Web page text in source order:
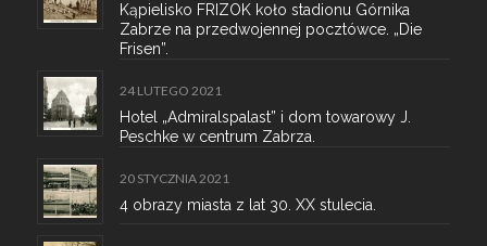
Kąpielisko FRIZOK koło stadionu Górnika
Zabrze na przedwojennej pocztówce. „Die
Frisen”.
24 LUTEGO 2021
Hotel „Admiralspalast” i dom towarowy J.
Peschke w centrum Zabrza.
20 STYCZNIA 2021
4 obrazy miasta z lat 30. XX stulecia.